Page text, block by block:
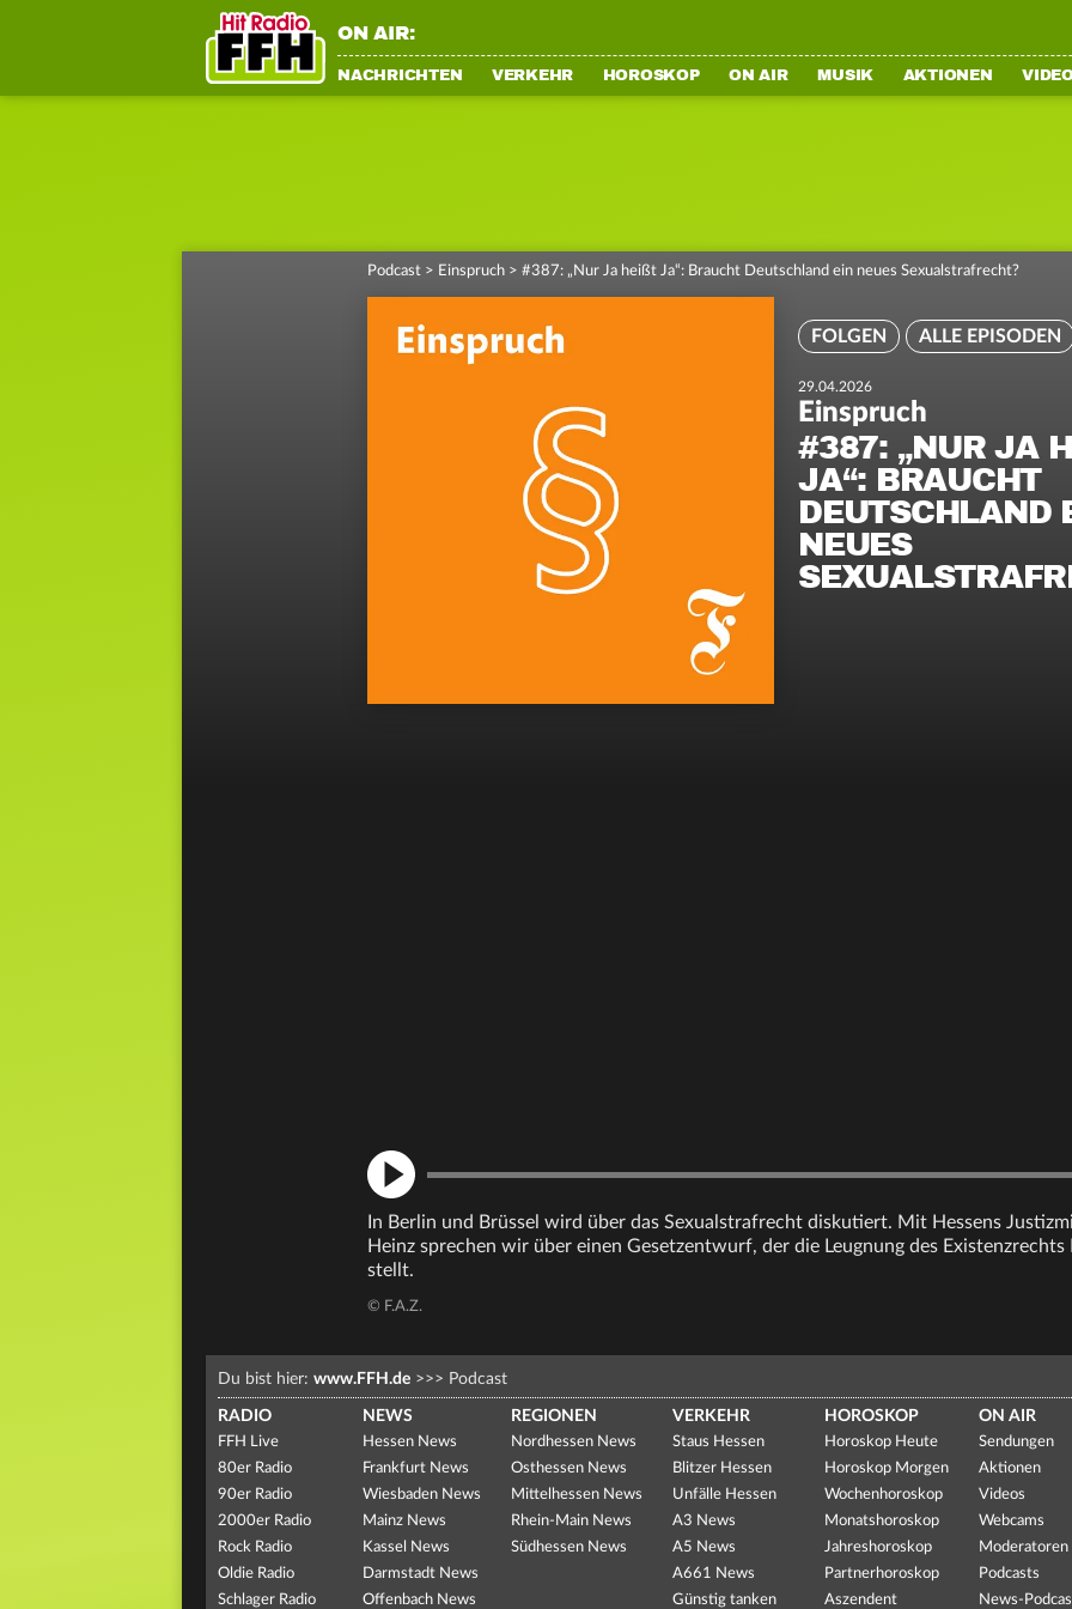
ON AIR:
NACHRICHTEN VERKEHR HOROSKOP ON AIR MUSIK AKTIONEN
Podcast > Einspruch > #387: „Nur Ja heißt Ja“: Braucht Deutschland ein neues Sexualstrafrecht?
FOLGEN ALLE EPISODEN
29.04.2026
Einspruch
#387: „NUR JA
A“: BRAUCHT D
EUTSCHLAND
EUES S
In Berlin und Brüssel wird über das Sexualstrafrecht diskutiert. Mit Hessens
Heinz sprechen wir über einen Gesetzentwurf, der die Leugnung des
stellt.
© F.A.Z.
Du bist hier: www.FFH.de >>> Podcast
RADIO
FFH Live
80er Radio
90er Radio
2000er Radio
Rock Radio
Oldie Radio
Schlager Radio
NEWS
Hessen News
Frankfurt News
Wiesbaden News
Mainz News
Kassel News
Darmstadt News
Offenbach News
REGIONEN
Nordhessen News
Osthessen News
Mittelhessen News
Rhein-Main News
Südhessen News
VERKEHR
Staus Hessen
Blitzer Hessen
Unfälle Hessen
A3 News
A5 News
A661 News
Günstig tanken
HOROSKOP
Horoskop Heute
Horoskop Morgen
Wochenhoroskop
Monatshoroskop
Jahreshoroskop
Partnerhoroskop
Aszendent
ON AIR
Sendungen
Aktionen
Videos
Webcams
Moderatoren
Podcasts
News-